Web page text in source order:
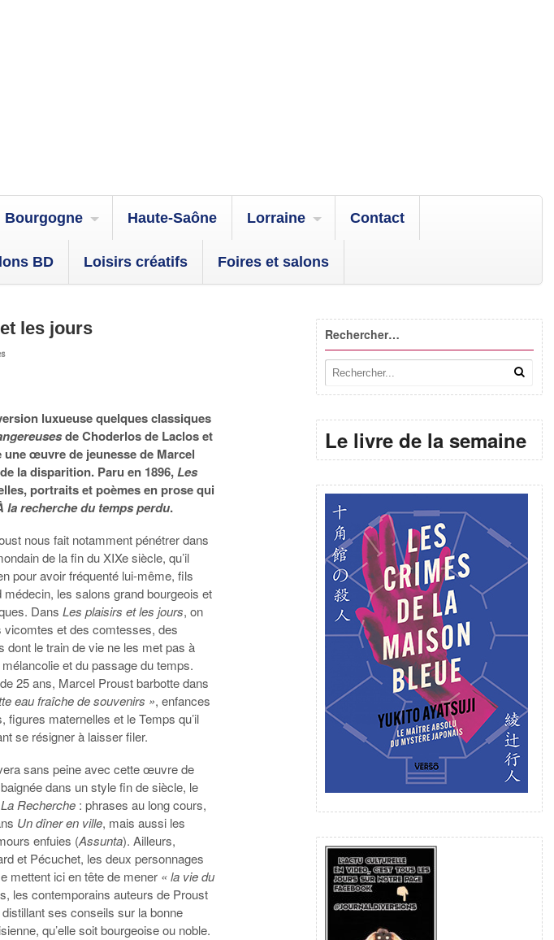
Bourgogne Haute-Saône Lorraine Contact
BD Loisirs créatifs Foires et salons
les jours
luxueuse quelques classiques
de Choderlos de Laclos et
œuvre de jeunesse de Marcel
la disparition. Paru en 1896,Les
portraits et poèmes en prose qui
la recherche du temps perdu.
nous fait notamment pénétrer dans
de la fin du XIXe siècle, qu’il
pour avoir fréquenté lui-même, fils
médecin, les salons grand bourgeois et
DansLes plaisirs et les jours, on
vicomtes et des comtesses, des
dont le train de vie ne les met pas à
mélancolie et du passage du temps.
25 ans, Marcel Proust barbotte dans
eau fraîche de souvenirs », enfances
figures maternelles et le Temps qu’il
se résigner à laisser filer.
sans peine avec cette œuvre de
dans un style fin de siècle, le
La Recherche : phrases au long cours,
Un dîner en ville, mais aussi les
enfuies (Assunta). Ailleurs,
et Pécuchet, les deux personnages
mettent ici en tête de mener « la vie du
les contemporains auteurs de Proust
ses conseils sur la bonne
qu’elle soit bourgeoise ou noble.
Rechercher…
Le livre de la semaine